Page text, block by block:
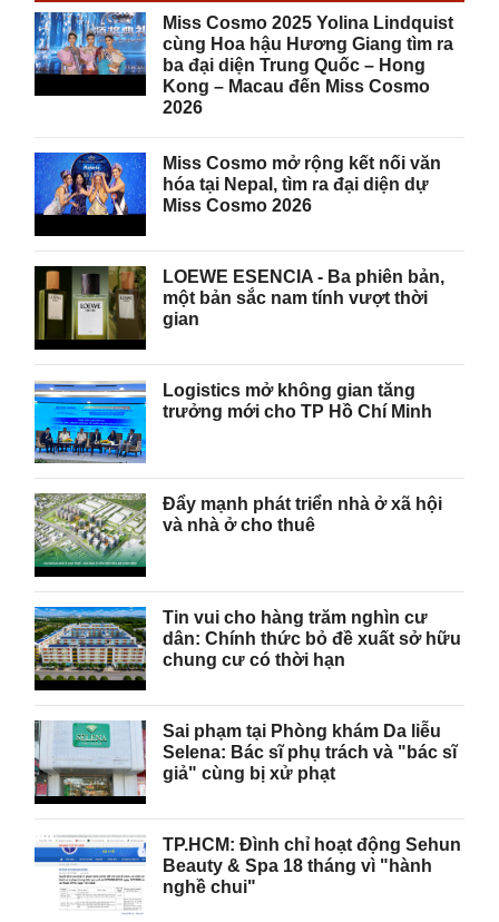
Miss Cosmo 2025 Yolina Lindquist
cùng Hoa hậu Hương Giang tìm ra
ba đại diện Trung Quốc – Hong
Kong – Macau đến Miss Cosmo
2026
Miss Cosmo mở rộng kết nối văn
hóa tại Nepal, tìm ra đại diện dự
Miss Cosmo 2026
LOEWE ESENCIA - Ba phiên bản,
một bản sắc nam tính vượt thời
gian
Logistics mở không gian tăng
trưởng mới cho TP Hồ Chí Minh
Đẩy mạnh phát triển nhà ở xã hội
và nhà ở cho thuê
Tin vui cho hàng trăm nghìn cư
dân: Chính thức bỏ đề xuất sở hữu
chung cư có thời hạn
Sai phạm tại Phòng khám Da liễu
Selena: Bác sĩ phụ trách và "bác sĩ
giả" cùng bị xử phạt
TP.HCM: Đình chỉ hoạt động Sehun
Beauty & Spa 18 tháng vì "hành
nghề chui"